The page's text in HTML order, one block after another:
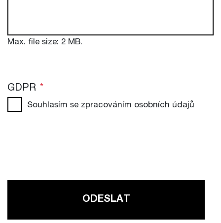
Max. file size: 2 MB.
GDPR *
Souhlasím se zpracováním osobních údajů